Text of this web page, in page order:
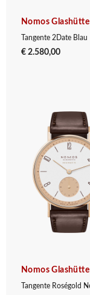
Nomos Glashütte
Tangente 2Date Blau
€ 2.580,00
Nomos Glashütte